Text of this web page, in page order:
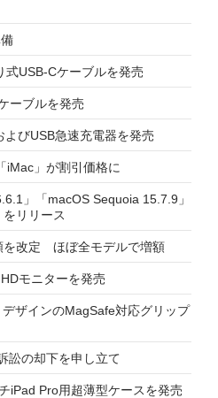
USB-Cケーブルを発売
ーブルを発売
びUSB急速充電器を発売
iMac」が割引価格に
」「macOS Sequoia 15.7.9」
をリリース
を改定 ほぼ全モデルで増額
モニターを発売
ザインのMagSafe対応グリップ
訟の却下を申し立て
iPad Pro用超薄型ケースを発売